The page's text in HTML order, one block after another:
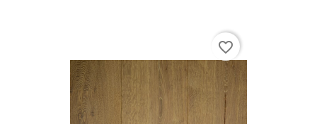
favorite_border